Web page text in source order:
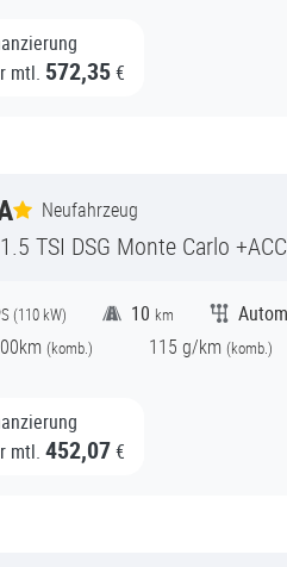
mtl. 572,35€
Neufahrzeug
1.5 TSI DSG Monte Carlo
(110 kW) 10 km
(komb.) 115 g/km (komb.)
mtl. 452,07€